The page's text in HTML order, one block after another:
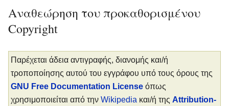
Αναθεώρηση του προκαθορισμένου
Copyright
Παρέχεται άδεια αντιγραφής, διανομής και/ή
τροποποίησης αυτού του εγγράφου υπό τους όρους της
GNU Free Documentation License όπως
χρησιμοποιείται από την Wikipedia και/ή της Attribution-